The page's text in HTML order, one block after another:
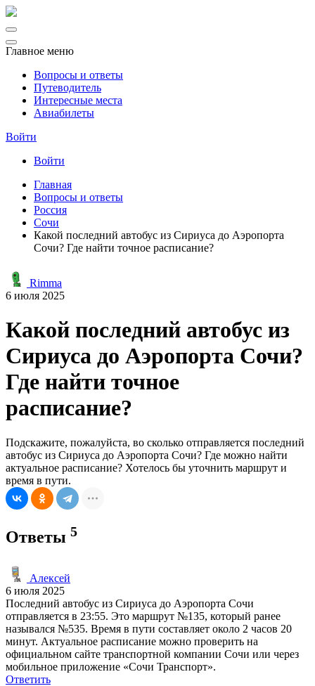
Главное меню
Вопросы и ответы
Путеводитель
Интересные места
Авиабилеты
Войти
Войти
Главная
Вопросы и ответы
Россия
Сочи
Какой последний автобус из Сириуса до Аэропорта
Сочи? Где найти точное расписание?
Rimma
6 июля 2025
Какой последний автобус из
Сириуса до Аэропорта Сочи?
Где найти точное
расписание?
Подскажите, пожалуйста, во сколько отправляется последний
автобус из Сириуса до Аэропорта Сочи? Где можно найти
актуальное расписание? Хотелось бы уточнить маршрут и
время в пути.
Ответы 5
Алексей
6 июля 2025
Последний автобус из Сириуса до Аэропорта Сочи
отправляется в 23:55. Это маршрут №135, который ранее
назывался №535. Время в пути составляет около 2 часов 20
минут. Актуальное расписание можно проверить на
официальном сайте транспортной компании Сочи или через
мобильное приложение «Сочи Транспорт».
Ответить